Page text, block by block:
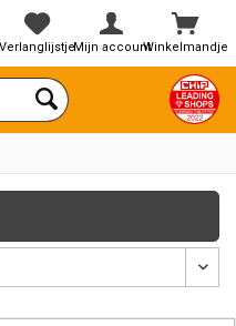
Winkelmandje
VerlanglijstjeMijn account